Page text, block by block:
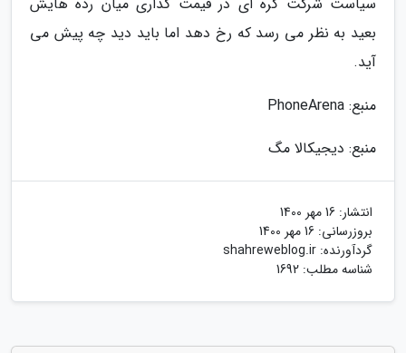
بعید به نظر می رسد که رخ دهد اما باید دید چه پیش می
آید.
منبع: PhoneArena
منبع: دیجیکالا مگ
انتشار: 16 مهر 1400
بروزرسانی: 16 مهر 1400
گردآورنده: shahreweblog.ir
شناسه مطلب: 1692